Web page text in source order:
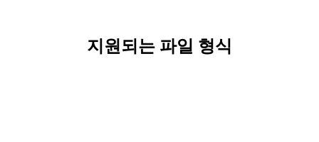
지원되는 파일 형식